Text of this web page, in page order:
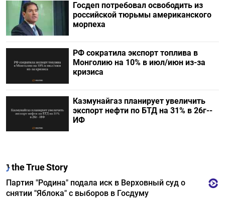
Госдеп потребовал освободить из
российской тюрьмы американского
морпеха
РФ сократила экспорт топлива в
Монголию на 10% в июл/июн из-за
кризиса
Казмунайгаз планирует увеличить
экспорт нефти по БТД на 31% в 26г--
ИФ